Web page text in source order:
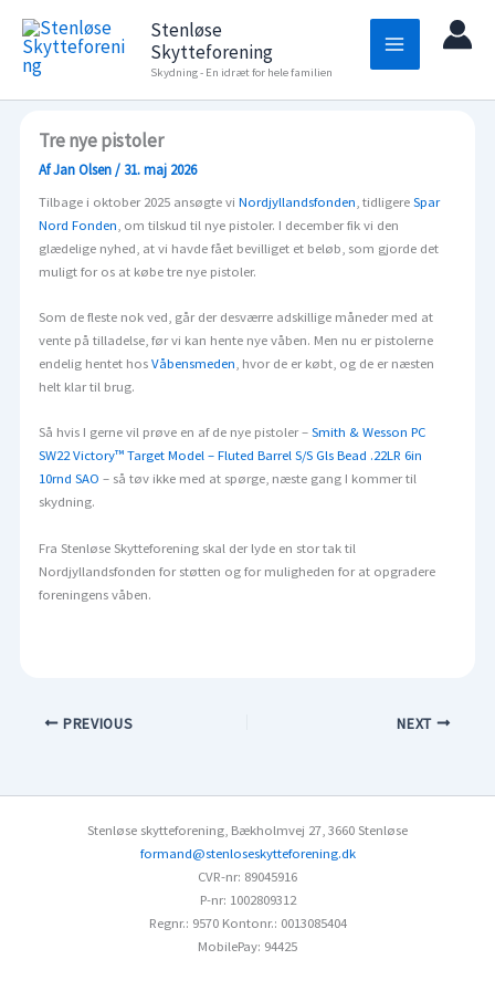
indholdet
Stenløse
Skytteforening
Skydning - En idræt for hele familien
Tre nye pistoler
AfJan Olsen/ 31. maj 2026
Tilbage i oktober 2025 ansøgte vi Nordjyllandsfonden , tidligereSpar
Nord Fonden , om tilskud til nye pistoler. I december fik vi den
glædelige nyhed, at vi havde fået bevilliget et beløb, som gjorde det
muligt for os at købe tre nye pistoler.
Som de fleste nok ved, går der desværre adskillige måneder med at
vente på tilladelse, før vi kan hente nye våben. Men nu er pistolerne
endelig hentet hosVåbensmeden , hvor de er købt, og de er næsten
helt klar til brug.
Så hvis I gerne vil prøve en af de nye pistoler –Smith & Wesson PC
SW22 Victory™ Target Model – Fluted Barrel S/S Gls Bead .22LR 6in
10rnd SAO – så tøv ikke med at spørge, næste gang I kommer til
skydning.
Fra Stenløse Skytteforening skal der lyde en stor tak til
Nordjyllandsfonden for støtten og for muligheden for at opgradere
foreningens våben.
PREVIOUS NEXT
Stenløse skytteforening Bækholmvej 27 3660 Stenløse
formand@stenloseskytteforening.dk
CVR-nr: 89045916
P-nr: 1002809312
Regnr.: 9570 Kontonr.: 0013085404
MobilePay: 94425